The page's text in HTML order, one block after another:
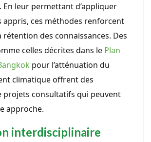
leur permettant d’appliquer
appris, ces méthodes renforcent
rétention des connaissances. Des
celles décrites dans le Plan
pour l’atténuation du
climatique offrent des
projets consultatifs qui peuvent
approche.
interdisciplinaire